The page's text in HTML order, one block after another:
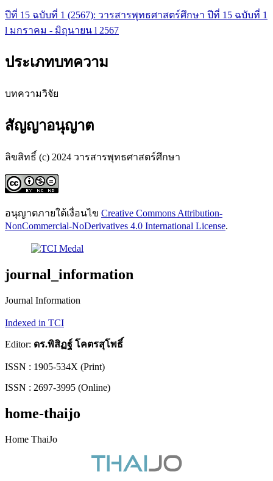
ปีที่ 15 ฉบับที่ 1 (2567): วารสารพุทธศาสตร์ศึกษา ปีที่ 15 ฉบับที่ 1
l มกราคม - มิถุนายน l 2567
ประเภทบทความ
บทความวิจัย
สัญญาอนุญาต
ลิขสิทธิ์ (c) 2024 วารสารพุทธศาสตร์ศึกษา
อนุญาตภายใต้เงื่อนไข Creative Commons Attribution-
NonCommercial-NoDerivatives 4.0 International License.
journal_information
Journal Information
Indexed in TCI
Editor: ดร.พิสิฏฐ์ โคตรสุโพธิ์
ISSN : 1905-534X (Print)
ISSN : 2697-3995 (Online)
home-thaijo
Home ThaiJo